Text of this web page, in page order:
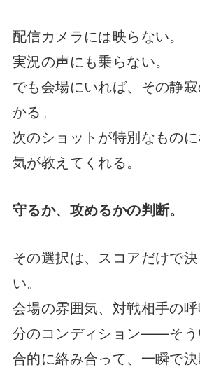
配信カメラには映らない。
実況の声にも乗らない。
でも会場にいれば、その静
かる。
次のショットが特別なもの
気が教えてくれる。
守るか、攻めるかの判断。
その選択は、スコアだけで
い。
会場の雰囲気、対戦相手の
分のコンディション——そう
合的に絡み合って、一瞬で決